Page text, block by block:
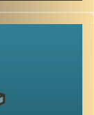
מאז הפעם
חווה טלטלה
בפרק הזה ננסה
נראית המחאה
זה מתחבר גם